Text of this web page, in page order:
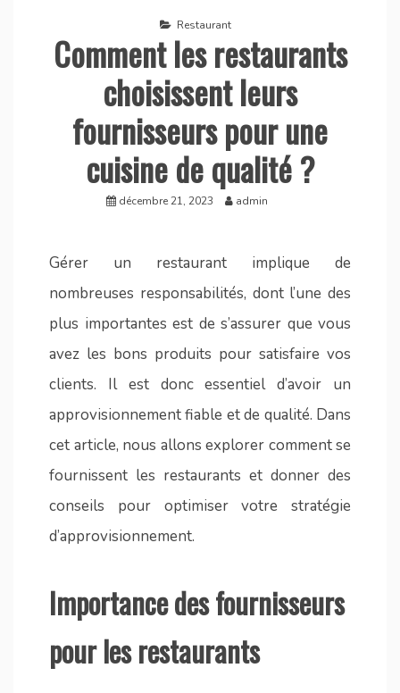
Restaurant
Comment les restaurants
choisissent leurs
fournisseurs pour une
cuisine de qualité ?
décembre 21, 2023 admin
Gérer un restaurant implique de
nombreuses responsabilités, dont l’une des
plus importantes est de s’assurer que vous
avez les bons produits pour satisfaire vos
clients. Il est donc essentiel d’avoir un
approvisionnement fiable et de qualité. Dans
cet article, nous allons explorer comment se
fournissent les restaurants et donner des
conseils pour optimiser votre stratégie
d’approvisionnement.
Importance des fournisseurs
pour les restaurants